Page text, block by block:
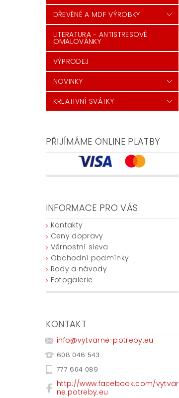
DŘEVĚNÉ A MDF VÝROBKY
LITERATURA - ANTISTRESOVÉ
OMALOVÁNKY
VÝPRODEJ
NOVINKY
KREATIVNÍ SVÁTKY
PŘIJÍMÁME ONLINE PLATBY
INFORMACE PRO VÁS
Kontakty
Ceny dopravy
Věrnostní sleva
Obchodní podmínky
Rady a návody
Fotogalerie
KONTAKT
info@vytvarne-potreby.eu
608 046 543
777 604 089
http://www.facebook.com/vytvar
ne.potreby.eu